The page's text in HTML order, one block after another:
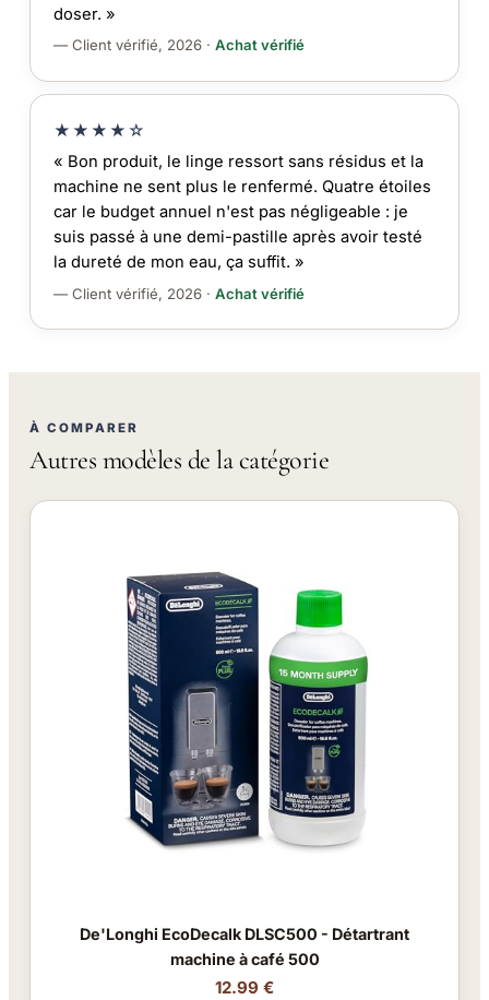
doser. »
— Client vérifié, 2026 · Achat vérifié
★★★★☆
« Bon produit, le linge ressort sans résidus et la
machine ne sent plus le renfermé. Quatre étoiles
car le budget annuel n'est pas négligeable : je
suis passé à une demi-pastille après avoir testé
la dureté de mon eau, ça suffit. »
— Client vérifié, 2026 · Achat vérifié
À COMPARER
Autres modèles de la catégorie
De'Longhi EcoDecalk DLSC500 - Détartrant
machine à café 500
12.99 €